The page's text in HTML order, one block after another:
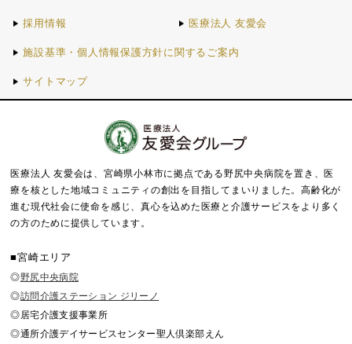
採用情報 医療法人 友愛会
施設基準・個人情報保護方針に関するご案内
サイトマップ
医療法人 友愛会は、宮崎県小林市に拠点である野尻中央病院を置き、医
療を核とした地域コミュニティの創出を目指してまいりました。高齢化が
進む現代社会に使命を感じ、真心を込めた医療と介護サービスをより多く
の方のために提供しています。
■宮崎エリア
◎野尻中央病院
◎訪問介護ステーション ジリーノ
◎居宅介護支援事業所
◎通所介護デイサービスセンター聖人倶楽部えん